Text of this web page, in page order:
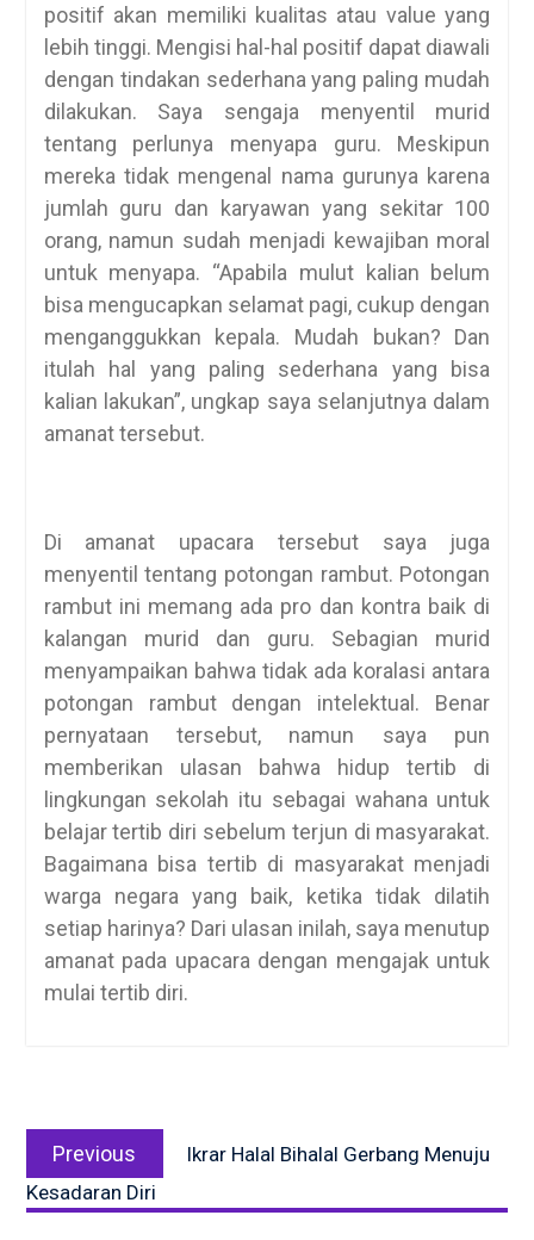
positif akan memiliki kualitas atau value yang
lebih tinggi. Mengisi hal-hal positif dapat diawali
dengan tindakan sederhana yang paling mudah
dilakukan. Saya sengaja menyentil murid
tentang perlunya menyapa guru. Meskipun
mereka tidak mengenal nama gurunya karena
jumlah guru dan karyawan yang sekitar 100
orang, namun sudah menjadi kewajiban moral
untuk menyapa. “Apabila mulut kalian belum
bisa mengucapkan selamat pagi, cukup dengan
menganggukkan kepala. Mudah bukan? Dan
itulah hal yang paling sederhana yang bisa
kalian lakukan”, ungkap saya selanjutnya dalam
amanat tersebut.
Di amanat upacara tersebut saya juga
menyentil tentang potongan rambut. Potongan
rambut ini memang ada pro dan kontra baik di
kalangan murid dan guru. Sebagian murid
menyampaikan bahwa tidak ada koralasi antara
potongan rambut dengan intelektual. Benar
pernyataan tersebut, namun saya pun
memberikan ulasan bahwa hidup tertib di
lingkungan sekolah itu sebagai wahana untuk
belajar tertib diri sebelum terjun di masyarakat.
Bagaimana bisa tertib di masyarakat menjadi
warga negara yang baik, ketika tidak dilatih
setiap harinya? Dari ulasan inilah, saya menutup
amanat pada upacara dengan mengajak untuk
mulai tertib diri.
navigation
Previous
post:
Ikrar Halal Bihalal Gerbang Menuju
Kesadaran Diri